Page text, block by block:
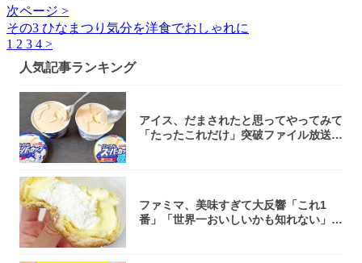
次ページ >
その3 ひなまつり気分を洋食でおしゃれに
1 2 3 4 >
人気記事ランキング
アイス、だまされたと思ってやってみて
「たったこれだけ」突破ファイル放送で
ファミマ、美味すぎて大反響「これ1
番」「世界一おいしいかも知れない」